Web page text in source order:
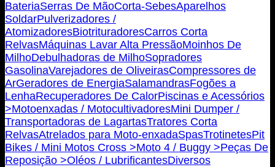
BateriaSerras De MãoCorta-SebesAparelhos
SoldarPulverizadores /
AtomizadoresBiotrituradoresCarros Corta
RelvasMáquinas Lavar Alta PressãoMoinhos De
MilhoDebulhadoras de MilhoSopradores
GasolinaVarejadores de OliveirasCompressores de
ArGeradores de EnergiaSalamandrasFogões a
LenhaRecuperadores De CalorPiscinas e Acessórios
>Motoenxadas / MotocultivadoresMini Dumper /
Transportadoras de LagartasTratores Corta
RelvasAtrelados para Moto-enxadaSpasTrotinetesPit
Bikes / Mini Motos Cross >Moto 4 / Buggy >Peças De
Reposição >Oléos / LubrificantesDiversos